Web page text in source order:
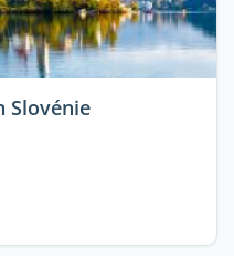
Slovénie